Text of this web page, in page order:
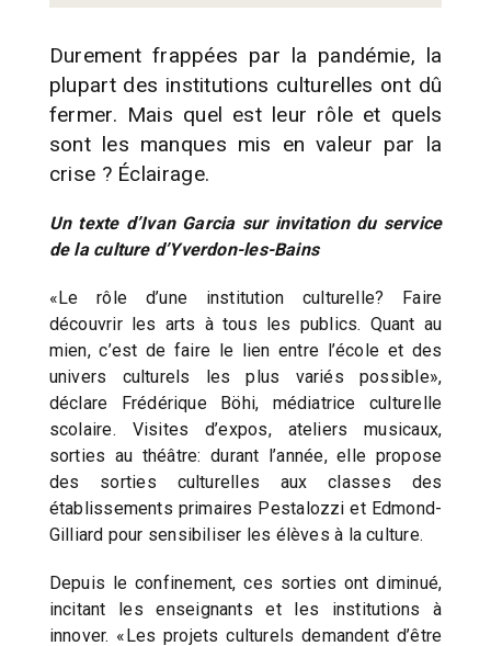
Durement frappées par la pandémie, la
plupart des institutions culturelles ont dû
fermer. Mais quel est leur rôle et quels
sont les manques mis en valeur par la
crise ? Éclairage.
Un texte d’Ivan Garcia sur invitation du service
de la culture d’Yverdon-les-Bains
«Le rôle d’une institution culturelle? Faire
découvrir les arts à tous les publics. Quant au
mien, c’est de faire le lien entre l’école et des
univers culturels les plus variés possible»,
déclare Frédérique Böhi, médiatrice culturelle
scolaire. Visites d’expos, ateliers musicaux,
sorties au théâtre: durant l’année, elle propose
des sorties culturelles aux classes des
établissements primaires Pestalozzi et Edmond-
Gilliard pour sensibiliser les élèves à la culture.
Depuis le confinement, ces sorties ont diminué,
incitant les enseignants et les institutions à
innover. «Les projets culturels demandent d’être